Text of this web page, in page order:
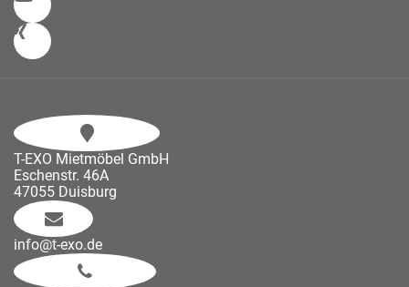
T-EXO Mietmöbel GmbH
Eschenstr. 46A
47055 Duisburg
info@t-exo.de